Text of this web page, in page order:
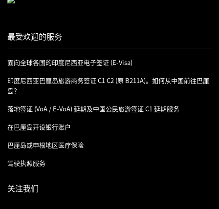
最受欢迎的服务
面向全球各国的印度尼西亚电子签证 (e-Visa)
印度尼西亚巴厘岛旅游商务签证 C1 C2 (原 B211A)。如何从中国前往巴厘
岛？
落地签证 (VoA / E-VoA) 延期及中国公民旅游签证 C1 延期服务
在巴厘岛开设银行账户
巴厘岛或申根地区医疗保险
驾驶执照服务
关注我们